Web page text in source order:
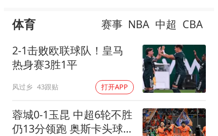
体育 赛事 NBA 中超 CBA
2-1击败欧联球队！皇马
热身赛3胜1平
风过乡 43跟贴 打开APP
蓉城0-1玉昆 中超6轮不胜
仍13分领跑 奥斯卡头球制